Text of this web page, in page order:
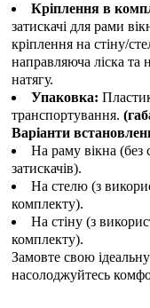
Кріплення в
затискачі для рами
кріплення на стіну/
направляюча ліска та
натягу.
Упаковка:
транспортування.
Варіанти
На раму вікна (без
затискачів).
На стелю (з
комплекту).
На стіну (з
комплекту).
Замовте свою
насолоджуйтесь